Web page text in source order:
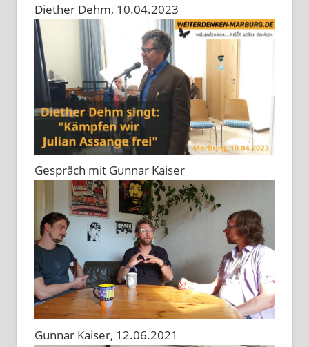
Diether Dehm, 10.04.2023
Gespräch mit Gunnar Kaiser
Gunnar Kaiser, 12.06.2021